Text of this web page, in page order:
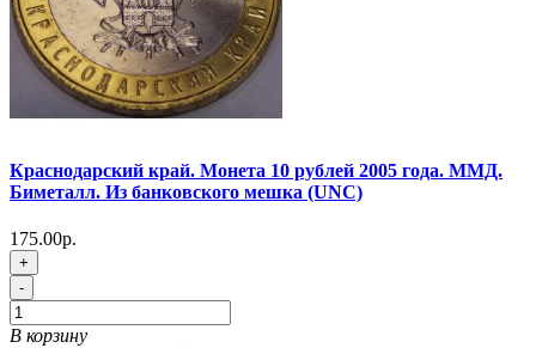
Краснодарский край. Монета 10 рублей 2005 года. ММД.
Биметалл. Из банковского мешка (UNC)
175.00р.
+
-
В корзину